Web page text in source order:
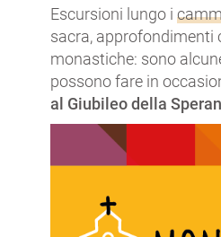
Escursioni lungo i
sacra, approfondimenti
monastiche: sono
possono fare in
al Giubileo della